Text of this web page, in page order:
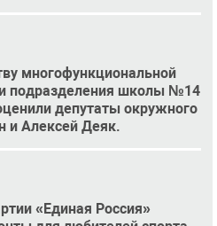
многофункциональной
подразделения школы №14
депутаты окружного
и Алексей Деяк.
«Единая Россия»